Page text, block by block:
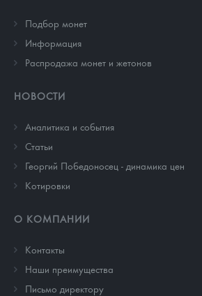
Подбор монет
Информация
Распродажа монет и жетонов
НОВОСТИ
Аналитика и события
Cтатьи
Георгий Победоносец - динамика цен
Котировки
О КОМПАНИИ
Контакты
Наши преимущества
Письмо директору